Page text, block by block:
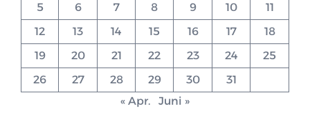
5
6 7 8 9 10
11
12
13 14 15 16 17
18
19
20 21 22 23 24
25
26
27 28 29 30
31
« Apr.
Juni »